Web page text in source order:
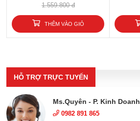
1.559.800 đ
THÊM VÀO GIỎ
HỖ TRỢ TRỰC TUYẾN
Ms.Quyên - P. Kinh Doanh
0982 891 865